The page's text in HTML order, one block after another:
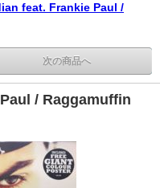
feat. Frankie Paul /
次の商品へ
/ Raggamuffin